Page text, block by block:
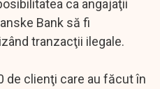
ca angajaţii
Bank să fi
tranzacţii ilegale.
de clienţi care au făcut în